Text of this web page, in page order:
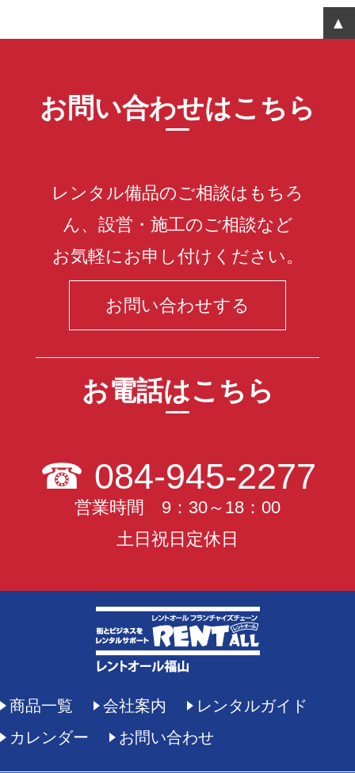
お問い合わせはこちら
レンタル備品のご相談はもちろ
ん、設営・施工のご相談など
お気軽にお申し付けください。
お問い合わせする
お電話はこちら
☎ 084-945-2277
営業時間 9：30～18：00
土日祝日定休日
商品一覧 会社案内
レンタルガイド
カレンダー
お問い合わせ